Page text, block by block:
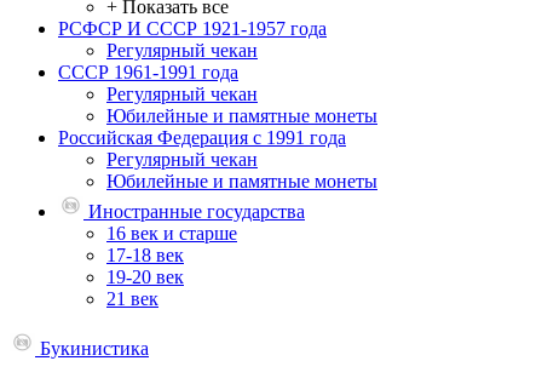
+ Показать все
РСФСР И СССР 1921-1957 года
Регулярный чекан
СССР 1961-1991 года
Регулярный чекан
Юбилейные и памятные монеты
Российская Федерация с 1991 года
Регулярный чекан
Юбилейные и памятные монеты
Иностранные государства
16 век и старше
17-18 век
19-20 век
21 век
Букинистика